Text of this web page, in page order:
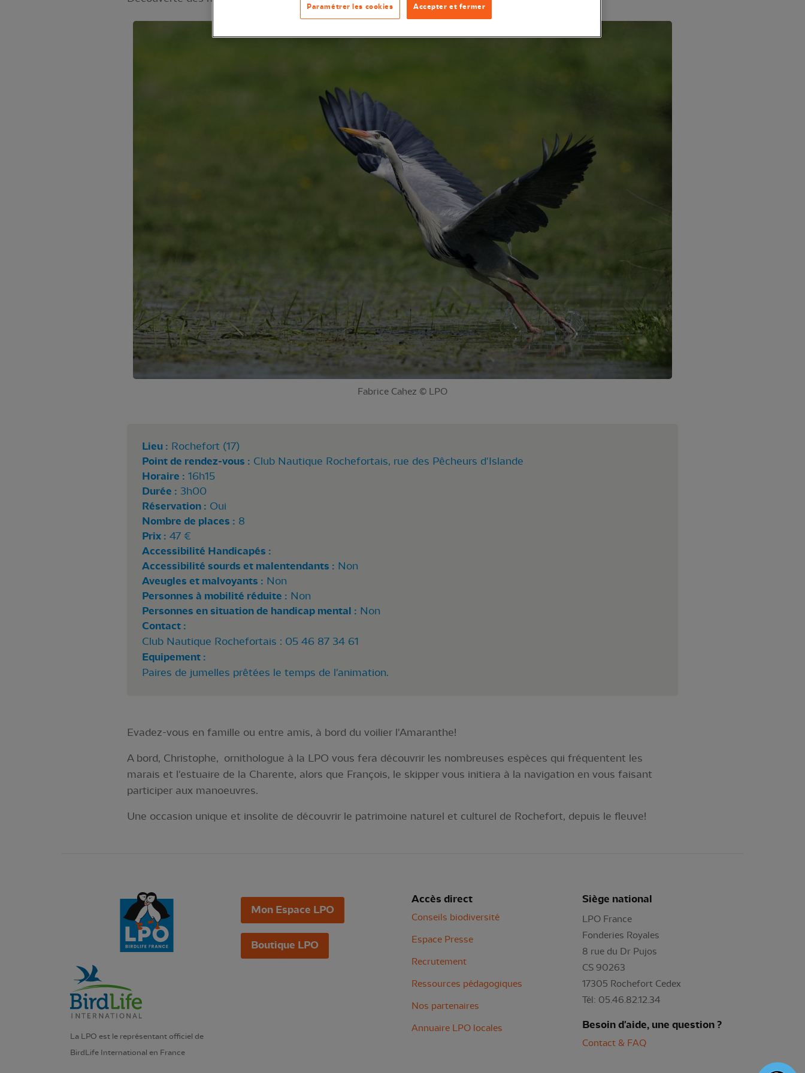
Fabrice Cahez © LPO
Lieu : Rochefort (17)
Point de rendez-vous : Club Nautique Rochefortais, rue des Pêcheurs d'Islande
Horaire : 16h15
Durée : 3h00
Réservation : Oui
Nombre de places : 8
Prix : 47 €
Accessibilité Handicapés :
Accessibilité sourds et malentendants : Non
Aveugles et malvoyants : Non
Personnes à mobilité réduite : Non
Personnes en situation de handicap mental : Non
Contact :
Club Nautique Rochefortais : 05 46 87 34 61
Equipement :
Paires de jumelles prêtées le temps de l'animation.
Evadez-vous en famille ou entre amis, à bord du voilier l'Amaranthe!
A bord, Christophe, ornithologue à la LPO vous fera découvrir les nombreuses espèces qui fréquentent les
marais et l'estuaire de la Charente, alors que François, le skipper vous initiera à la navigation en vous faisant
participer aux manoeuvres.
Une occasion unique et insolite de découvrir le patrimoine naturel et culturel de Rochefort, depuis le fleuve!
La LPO est le représentant officiel de
BirdLife International en France
Mon Espace LPO
Boutique LPO
Accès direct
Conseils biodiversité
Espace Presse
Recrutement
Ressources pédagogiques
Nos partenaires
Annuaire LPO locales
Siège national
LPO France
Fonderies Royales
8 rue du Dr Pujos
CS 90263
17305 Rochefort Cedex
Tél: 05.46.82.12.34
Besoin d'aide, une question ?
Contact & FAQ
Accepter et fermer
Paramétrer les cookies